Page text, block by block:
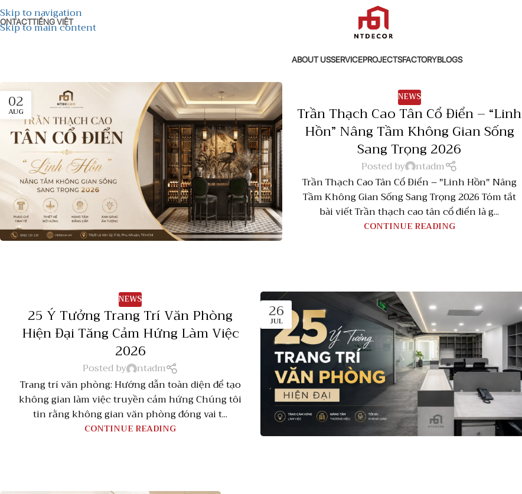
Skip to navigation
Skip to main content
TIẾNG VIỆT
ABOUT USSERVICEPROJECTSFACTORYBLOGS
02
AUG
NEWS
Trần Thạch Cao Tân Cổ Điển – “Linh
Hồn” Nâng Tầm Không Gian Sống
Sang Trọng 2026
Posted by
ntadm
Trần Thạch Cao Tân Cổ Điển – "Linh Hồn" Nâng
Tầm Không Gian Sống Sang Trọng 2026 Tóm tắt
bài viết Trần thạch cao tân cổ điển là g...
CONTINUE READING
26
JUL
NEWS
25 Ý Tưởng Trang Trí Văn Phòng
Hiện Đại Tăng Cảm Hứng Làm Việc
2026
Posted by
ntadm
Trang trí văn phòng: Hướng dẫn toàn diện để tạo
không gian làm việc truyền cảm hứng Chúng tôi
tin rằng không gian văn phòng đóng vai t...
CONTINUE READING